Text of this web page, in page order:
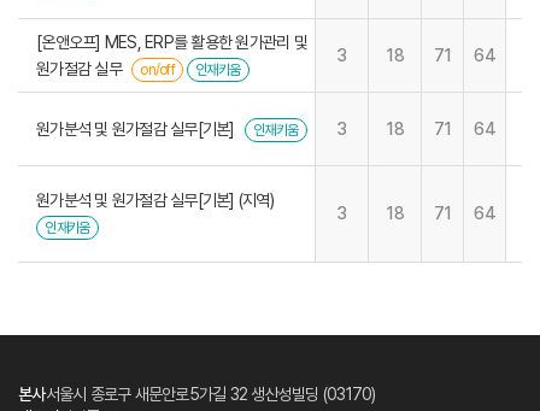
[온앤오프] MES, ERP를 활용한 원가관리 및
원가절감 실무
on/off 인재키움
3 18 71 64
원가분석 및 원가절감 실무[기본] 인재키움 3 18 71 64
원가분석 및 원가절감 실무[기본] (지역)
인재키움
3 18 71 64
본사서울시 종로구 새문안로5가길 32 생산성빌딩 (03170)